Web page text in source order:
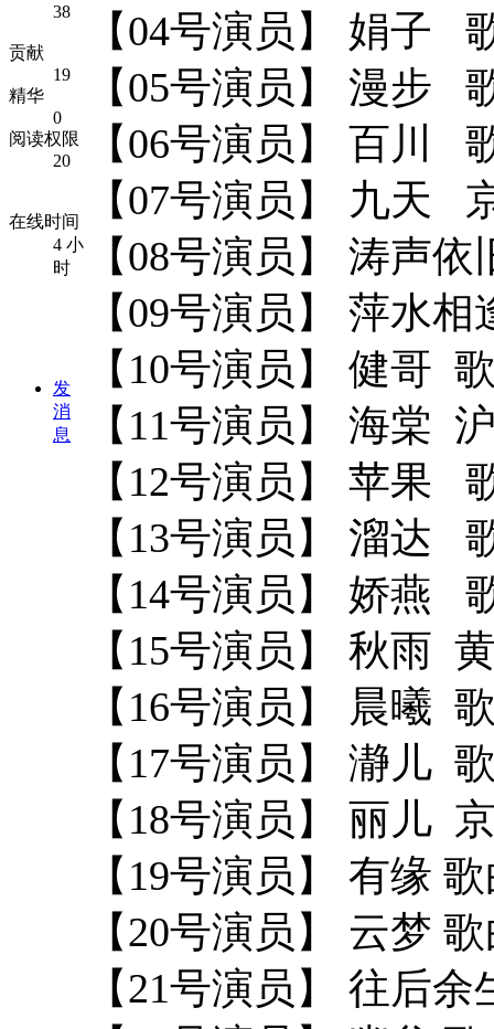
38
贡献
19
精华
0
阅读权限
20
在线时间
4 小
时
发
消
息
【04号演员】 娟子
【05号演员】 漫步
【06号演员】 百川
【07号演员】 九天
【08号演员】 涛声
【09号演员】 萍水
【10号演员】 健哥
【11号演员】 海棠
【12号演员】 苹果
【13号演员】 溜达
【14号演员】 娇燕
【15号演员】 秋雨
【16号演员】 晨曦
【17号演员】 瀞儿
【18号演员】 丽儿
【19号演员】 有缘
【20号演员】 云梦
【21号演员】 往后